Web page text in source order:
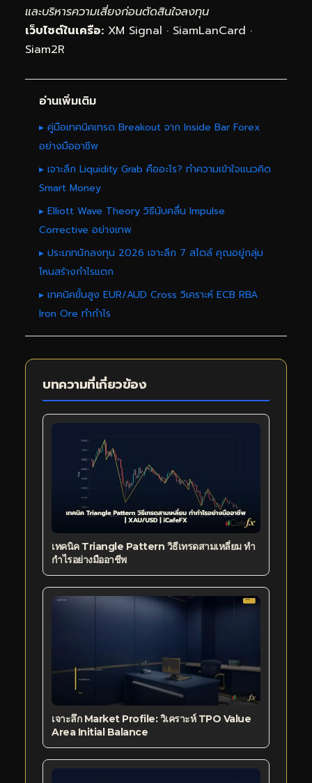
และบริหารความเสี่ยงก่อนตัดสินใจลงทุน
เว็บไซต์ในเครือ: XM Signal · SiamLanCard ·
Siam2R
อ่านเพิ่มเติม
▸ คู่มือเทคนิคเทรด Breakout จาก Inside Bar Forex
อย่างมืออาชีพ
▸ เจาะลึก Liquidity Grab คืออะไร? ทำความเข้าใจแนวคิด
Smart Money
▸ Elliott Wave Theory วิธีนับคลื่น Impulse
Corrective อย่างเทพ
▸ ประเภทนักลงทุน 2026 เจาะลึก 7 สไตล์ คุณอยู่กลุ่ม
ไหนสร้างกำไรแตก
▸ เทคนิคขั้นสูง EUR/AUD Cross วิเคราะห์ ECB RBA
Iron Ore ทำกำไร
บทความที่เกี่ยวข้อง
เทคนิค Triangle Pattern วิธีเทรดสามเหลี่ยม ทำ
กำไรอย่างมืออาชีพ
เจาะลึก Market Profile: วิเคราะห์ TPO Value
Area Initial Balance